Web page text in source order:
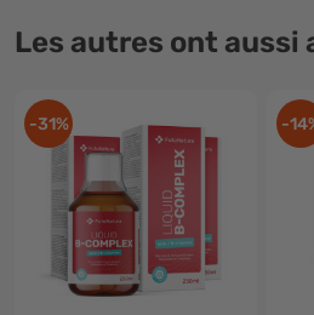
Les autres ont aussi
-31% -